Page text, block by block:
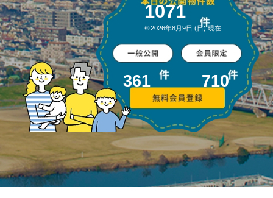
1071
361 710
※2026年8月9日 (日)現在